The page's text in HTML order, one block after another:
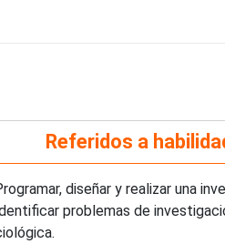
Referidos a
diseñar y realizar una
problemas de